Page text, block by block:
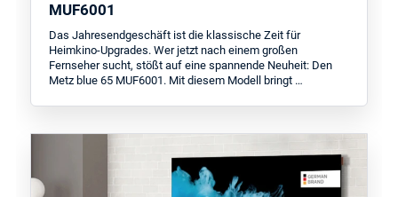
MUF6001
Das Jahresendgeschäft ist die klassische Zeit für
Heimkino-Upgrades. Wer jetzt nach einem großen
Fernseher sucht, stößt auf eine spannende Neuheit: Den
Metz blue 65 MUF6001. Mit diesem Modell bringt …